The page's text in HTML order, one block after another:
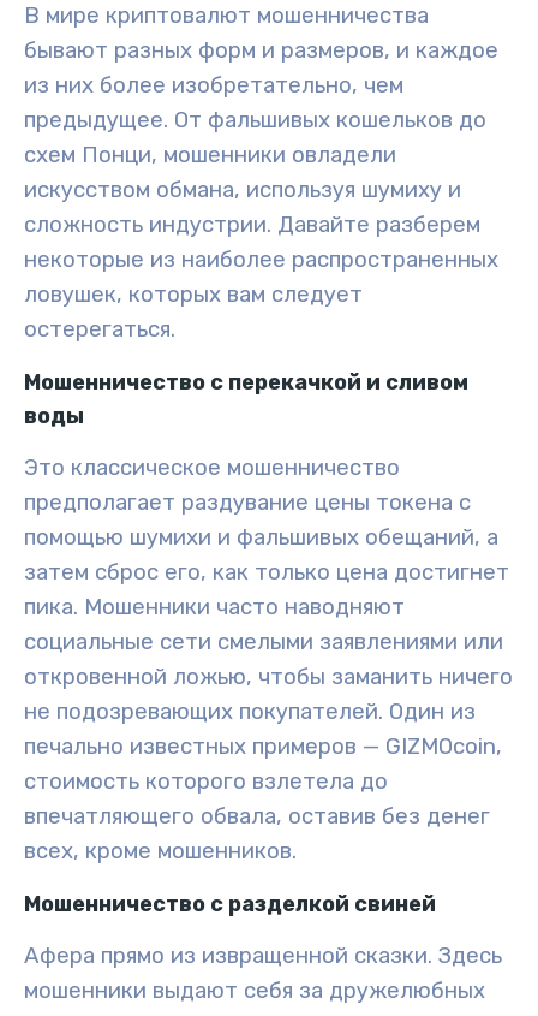
В мире криптовалют мошенничества
бывают разных форм и размеров, и каждое
из них более изобретательно, чем
предыдущее. От фальшивых кошельков до
схем Понци, мошенники овладели
искусством обмана, используя шумиху и
сложность индустрии. Давайте разберем
некоторые из наиболее распространенных
ловушек, которых вам следует
остерегаться.
Мошенничество с перекачкой и сливом
воды
Это классическое мошенничество
предполагает раздувание цены токена с
помощью шумихи и фальшивых обещаний, а
затем сброс его, как только цена достигнет
пика. Мошенники часто наводняют
социальные сети смелыми заявлениями или
откровенной ложью, чтобы заманить ничего
не подозревающих покупателей. Один из
печально известных примеров — GIZMOcoin,
стоимость которого взлетела до
впечатляющего обвала, оставив без денег
всех, кроме мошенников.
Мошенничество с разделкой свиней
Афера прямо из извращенной сказки. Здесь
мошенники выдают себя за дружелюбных